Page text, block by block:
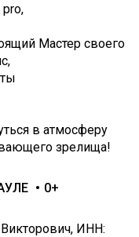
Мастер своего
в атмосферу
зрелища!
0+
ИНН: